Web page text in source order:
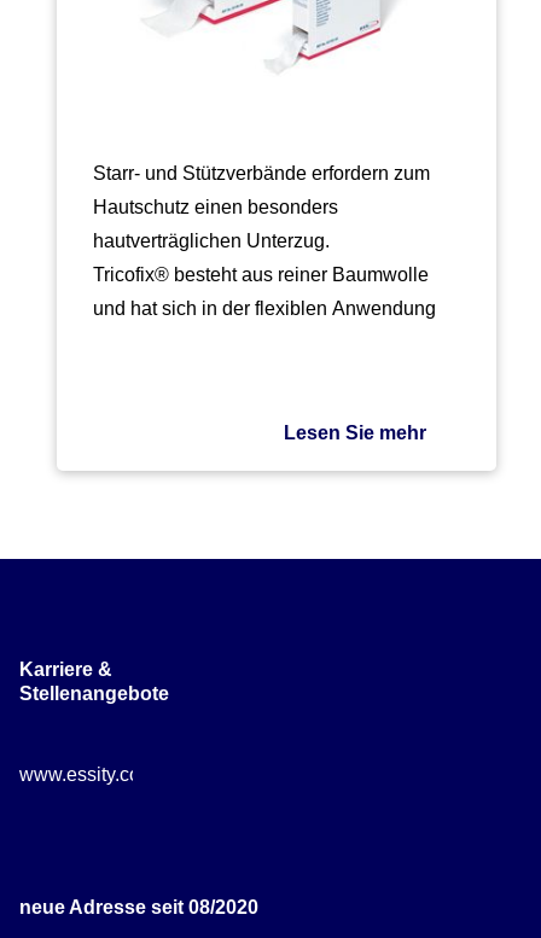
Starr- und Stützverbände erfordern zum
Hautschutz einen besonders
hautverträglichen Unterzug.
Tricofix® besteht aus reiner Baumwolle
und hat sich in der flexiblen Anwendung
Lesen Sie mehr
Karriere &
Stellenangebote
www.essity.com/careers
neue Adresse seit 08/2020